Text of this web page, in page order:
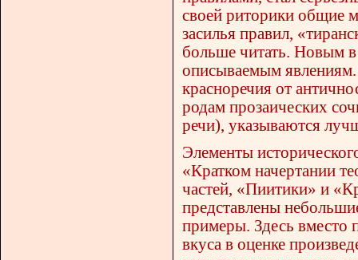
своей риторики общие
засилья правил,
больше читать. Новым
описываемым
красноречия от
родам прозаических
речи), указываются
Элементы
«Кратком начертании
частей, «Пиитики» и
представлены
примеры. Здесь вместо
вкуса в оценке